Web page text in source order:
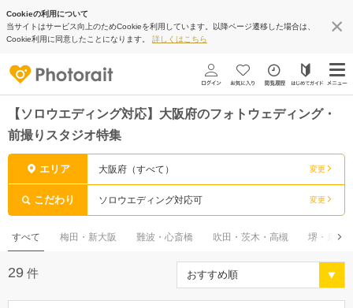
Cookieの利用について
当サイトはサービス向上のためCookieを利用しています。以降ページ遷移した場合は、
Cookie利用に同意したことになります。 詳しくはこちら
【ソロウエディング対応】大阪府のフォトウェディング・
前撮りスタジオ特集
エリア 大阪府（すべて） 変更
こだわり ソロウエディング対応可 変更
すべて 梅田・新大阪 難波・心斎橋 吹田・茨木・高槻 堺・泉佐
29 件